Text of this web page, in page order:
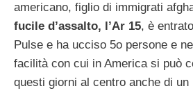
americano, figlio di immigrati
fucile d’assalto, l’Ar 15, è
Pulse e ha ucciso 5o persone e
facilità con cui in America si può
questi giorni al centro anche di un